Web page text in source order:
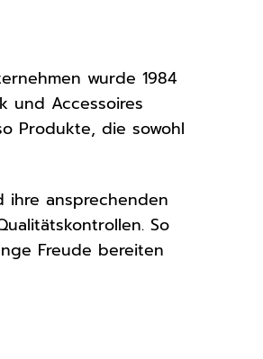
wurde 1984
und Accessoires
Produkte, die sowohl
ihre ansprechenden
So
Freude bereiten